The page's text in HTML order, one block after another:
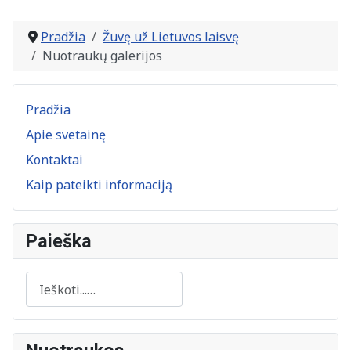
Pradžia
Žuvę už Lietuvos laisvę
Nuotraukų galerijos
Pradžia
Apie svetainę
Kontaktai
Kaip pateikti informaciją
Paieška
Paieška